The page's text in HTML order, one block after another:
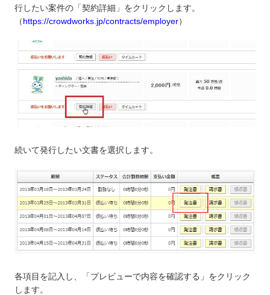
行したい案件の「契約詳細」をクリックします。
（https://crowdworks.jp/contracts/employer）
続いて発行したい文書を選択します。
各項目を記入し、「プレビューで内容を確認する」をクリック
します。